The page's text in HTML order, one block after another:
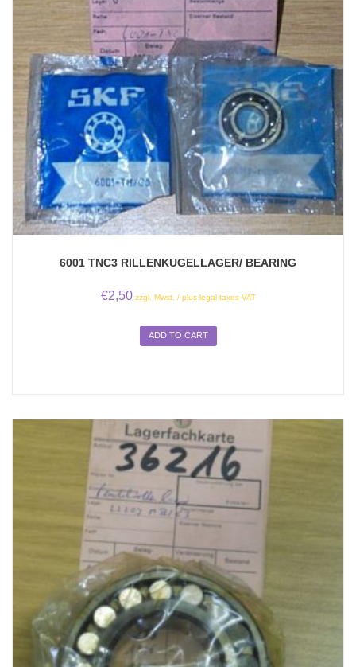
6001 TNC3 RILLENKUGELLAGER/ BEARING
€2,50 zzgl. Mwst. / plus legal taxes VAT
ADD TO CART